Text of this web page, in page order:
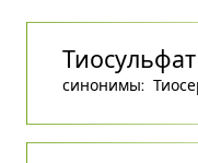
синонимы: